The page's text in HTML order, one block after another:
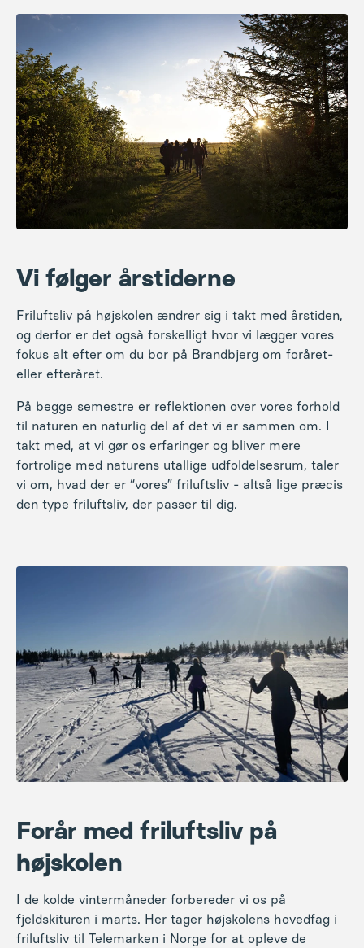
Vi følger årstiderne
Friluftsliv på højskolen ændrer sig i takt med årstiden,
og derfor er det også forskelligt hvor vi lægger vores
fokus alt efter om du bor på Brandbjerg om foråret-
eller efteråret.
På begge semestre er reflektionen over vores forhold
til naturen en naturlig del af det vi er sammen om. I
takt med, at vi gør os erfaringer og bliver mere
fortrolige med naturens utallige udfoldelsesrum, taler
vi om, hvad der er “vores” friluftsliv - altså lige præcis
den type friluftsliv, der passer til dig.
Forår med friluftsliv på
højskolen
I de kolde vintermåneder forbereder vi os på
fjeldskituren i marts. Her tager højskolens hovedfag i
friluftsliv til Telemarken i Norge for at opleve de